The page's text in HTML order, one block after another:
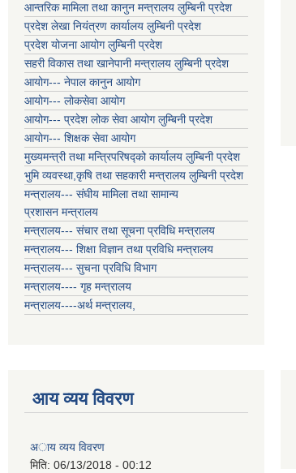
आन्तरिक मामिला तथा कानुन मन्त्रालय लुम्बिनी प्रदेश
प्रदेश लेखा नियंत्रण कार्यालय लुम्बिनी प्रदेश
प्रदेश योजना आयोग लुम्बिनी प्रदेश
सहरी विकास तथा खानेपानी मन्त्रालय लुम्बिनी प्रदेश
आयोग--- नेपाल कानुन आयोग
आयोग--- लोकसेवा आयोग
आयोग--- प्रदेश लोक सेवा आयोग लुम्बिनी प्रदेश
आयोग--- शिक्षक सेवा आयोग
मुख्यमन्त्री तथा मन्त्रिपरिषद्को कार्यालय लुम्बिनी प्रदेश
भुमि व्यवस्था,कृषि तथा सहकारी मन्त्रालय लुम्बिनी प्रदेश
मन्त्रालय--- संघीय मामिला तथा सामान्य
प्रशासन मन्त्रालय
मन्त्रालय--- संचार तथा सूचना प्रविधि मन्त्रालय
मन्त्रालय--- शिक्षा विज्ञान तथा प्रविधि मन्त्रालय
मन्त्रालय--- सुचना प्रविधि विभाग
मन्त्रालय---- गृह मन्त्रालय
मन्त्रालय----अर्थ मन्त्रालय,
आय व्यय विवरण
अाय व्यय विवरण
मिति: 06/13/2018 - 00:12